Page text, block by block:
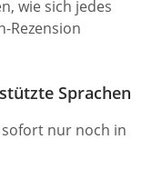
wie sich jedes
Rezension
Sprachen
nur noch in